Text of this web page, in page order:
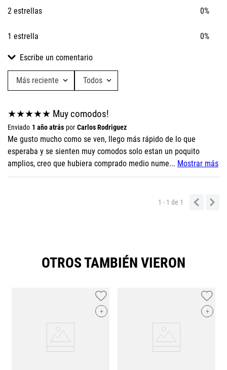
2 estrellas 0%
1 estrella 0%
Escribe un comentario
Título
Califica el producto de 1 a 5 estrellas
Enviar comentario
Más reciente Todos
★★★★★ Muy comodos!
Enviado 1 año atrás por Carlos Rodriguez
Me gusto mucho como se ven, llego más rápido de lo que
esperaba y se sienten muy comodos solo estan un poquito
amplios, creo que hubiera comprado medio nume... Mostrar más
1 - 1de 1
OTROS TAMBIÉN VIERON
+ +